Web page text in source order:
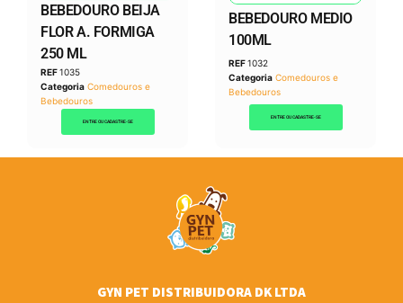
BEBEDOURO BEIJA
FLOR A. FORMIGA
250 ML
REF1035
Categoria Comedouros e
Bebedouros
ENTRE OU CADASTRE-SE
BEBEDOURO MEDIO
100ML
REF1032
Categoria Comedouros e
Bebedouros
ENTRE OU CADASTRE-SE
GYN PET DISTRIBUIDORA DK LTDA